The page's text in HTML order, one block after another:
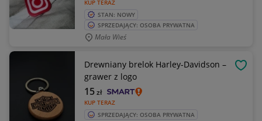
KUP TERAZ
STAN: NOWY
SPRZEDAJĄCY: OSOBA PRYWATNA
Mała Wieś
Drewniany brelok Harley-Davidson –
grawer z logo
KUP TERAZ
15zł
SPRZEDAJĄCY: OSOBA PRYWATNA